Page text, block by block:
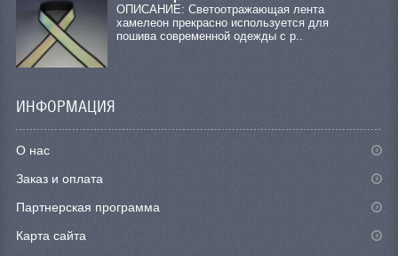
ОПИСАНИЕ: Светоотражающая лента
хамелеон прекрасно используется для
пошива современной одежды с р..
ИНФОРМАЦИЯ
О нас
Заказ и оплата
Партнерская программа
Карта сайта